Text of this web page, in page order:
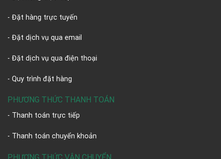
- Đặt hàng trực tuyến
- Đặt dịch vụ qua email
- Đặt dịch vụ qua điện thoại
- Quy trình đặt hàng
PHƯƠNG THỨC THANH TOÁN
- Thanh toán trực tiếp
- Thanh toán chuyển khoản